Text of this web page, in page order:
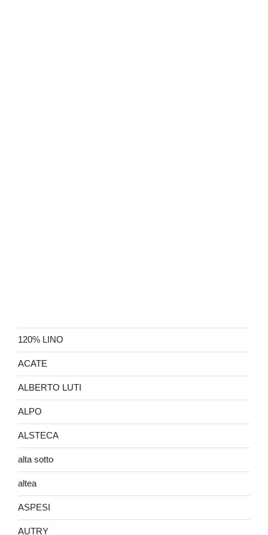
120% LINO
ACATE
ALBERTO LUTI
ALPO
ALSTECA
alta sotto
altea
ASPESI
AUTRY